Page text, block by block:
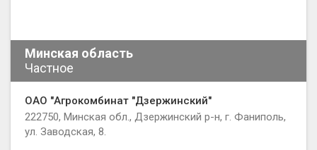
Минская область
Частное
ОАО "Агрокомбинат "Дзержинский"
222750, Минская обл., Дзержинский р-н, г. Фаниполь,
ул. Заводская, 8.